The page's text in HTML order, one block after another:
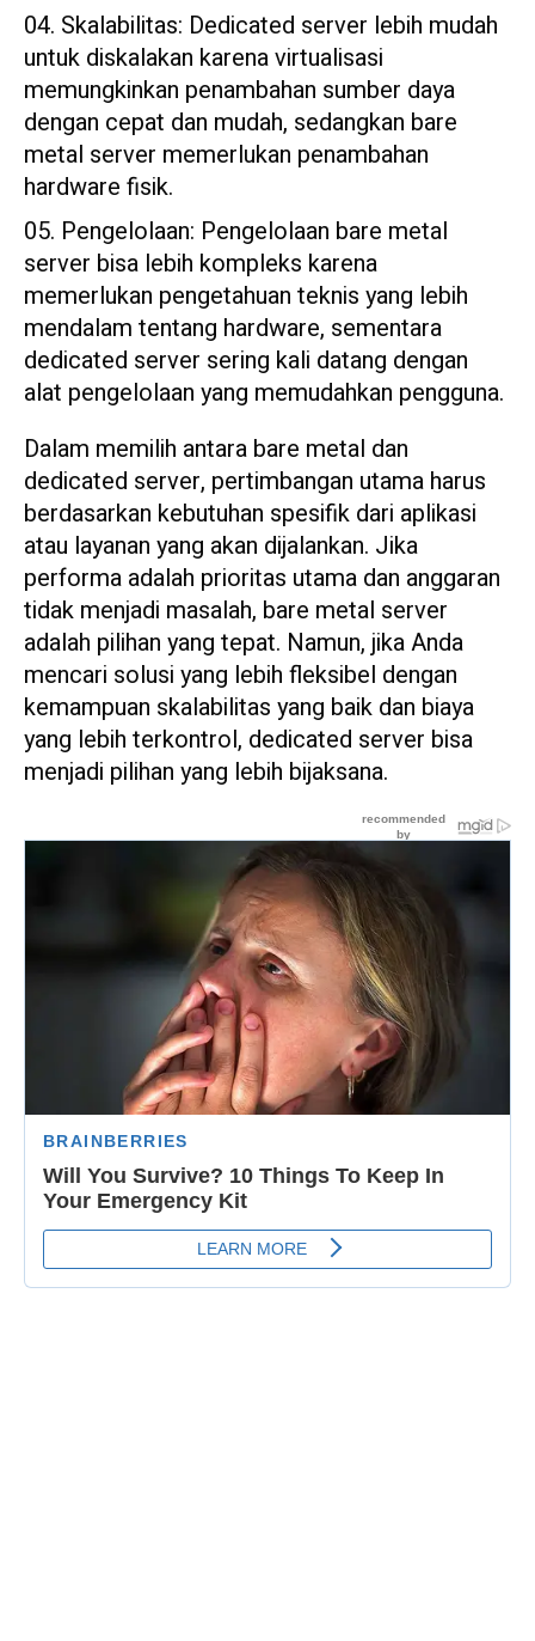
Skalabilitas: Dedicated server lebih mudah
untuk diskalakan karena virtualisasi
memungkinkan penambahan sumber daya
dengan cepat dan mudah, sedangkan bare
metal server memerlukan penambahan
hardware fisik.
Pengelolaan: Pengelolaan bare metal
server bisa lebih kompleks karena
memerlukan pengetahuan teknis yang lebih
mendalam tentang hardware, sementara
dedicated server sering kali datang dengan
alat pengelolaan yang memudahkan pengguna.
Dalam memilih antara bare metal dan
dedicated server, pertimbangan utama harus
berdasarkan kebutuhan spesifik dari aplikasi
atau layanan yang akan dijalankan. Jika
performa adalah prioritas utama dan anggaran
tidak menjadi masalah, bare metal server
adalah pilihan yang tepat. Namun, jika Anda
mencari solusi yang lebih fleksibel dengan
kemampuan skalabilitas yang baik dan biaya
yang lebih terkontrol, dedicated server bisa
menjadi pilihan yang lebih bijaksana.